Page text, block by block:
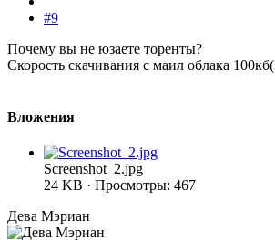
#9
Почему вы не юзаете торенты?
Скорость скачивания с маил облака 100кб(
Вложения
Screenshot_2.jpg
24 KB · Просмотры: 467
Дева Мэриан